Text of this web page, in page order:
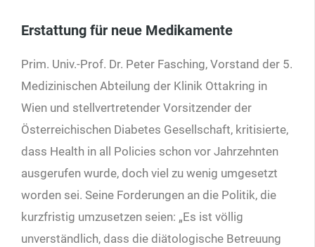
Erstattung für neue Medikamente
Prim. Univ.-Prof. Dr. Peter Fasching, Vorstand der 5.
Medizinischen Abteilung der Klinik Ottakring in
Wien und stellvertretender Vorsitzender der
Österreichischen Diabetes Gesellschaft, kritisierte,
dass Health in all Policies schon vor Jahrzehnten
ausgerufen wurde, doch viel zu wenig umgesetzt
worden sei. Seine Forderungen an die Politik, die
kurzfristig umzusetzen seien: „Es ist völlig
unverständlich, dass die diätologische Betreuung